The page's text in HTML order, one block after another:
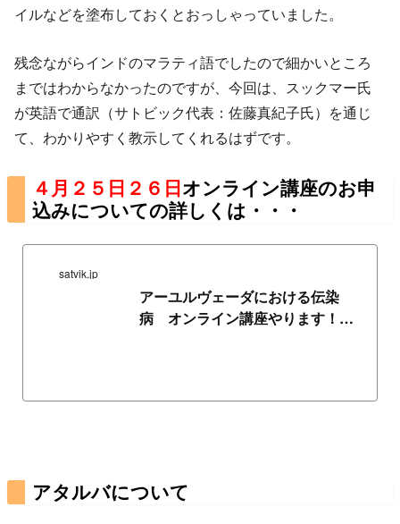
イルなどを塗布しておくとおっしゃっていました。
残念ながらインドのマラティ語でしたので細かいところ
まではわからなかったのですが、今回は、スックマー氏
が英語で通訳（サトビック代表：佐藤真紀子氏）を通じ
て、わかりやすく教示してくれるはずです。
４月２５日２６日オンライン講座のお申
込みについての詳しくは・・・
satvik.jp
アーユルヴェーダにおける伝染
病 オンライン講座やります！！
アタルバについて